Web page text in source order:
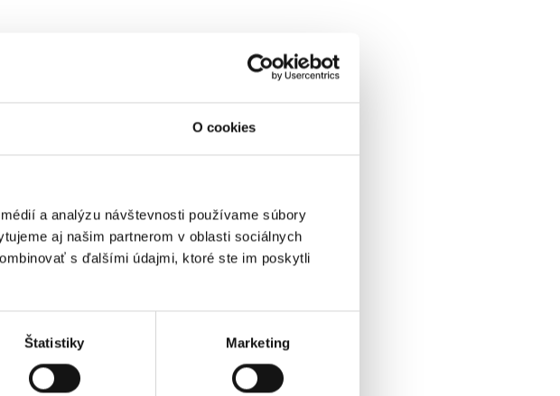
O cookies
a analýzu návštevnosti používame súbory
aj našim partnerom v oblasti sociálnych
s ďalšími údajmi, ktoré ste im poskytli
Štatistiky Marketing